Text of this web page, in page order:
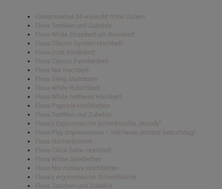
kindermoebel-24 wünscht frohe Ostern
Flexa Textilien und Zubehör
Flexa White Einzelbett als Basisbett
Flexa Classic System Hochbett
Flexa Dots Kinderbett
Flexa Classic Familienbett
Flexa Nor Hochbett
Flexa Sleep Matratzen
Flexa White Rutschbett
Flexa White mittleres Hochbett
Flexa Popsicle Hochbetten
Flexa Textilien und Zubehör
Flexa’s Ergonomische Schreibtische „Woody“
Flexa Play Impressionen – Hat heute jemand Geburtstag?
Flexa Nackenkissen
Flexa CASA Sofa- Hochbett
Flexa White Spielbetten
Flexa Nor mittlere Hochbetten
Flexa’s ergonomische Schreibtische
Flexa Taschen und Zubehör